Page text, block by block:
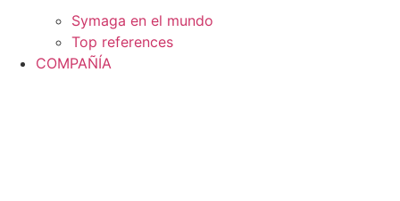
Symaga en el mundo
Top references
COMPAÑÍA